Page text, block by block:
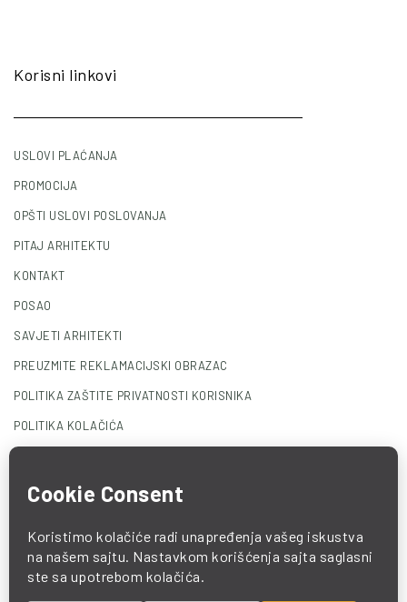
Korisni linkovi
USLOVI PLAĆANJA
PROMOCIJA
OPŠTI USLOVI POSLOVANJA
PITAJ ARHITEKTU
KONTAKT
POSAO
SAVJETI ARHITEKTI
PREUZMITE REKLAMACIJSKI OBRAZAC
POLITIKA ZAŠTITE PRIVATNOSTI KORISNIKA
POLITIKA KOLAČIĆA